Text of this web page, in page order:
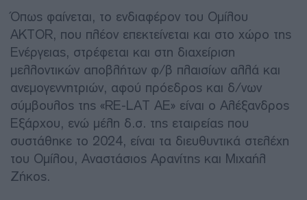
Όπως φαίνεται, το ενδιαφέρον του Ομίλου
ΑΚΤΟR, που πλέον επεκτείνεται και στο χώρο της
Ενέργειας, στρέφεται και στη διαχείριση
μελλοντικών αποβλήτων φ/β πλαισίων αλλά και
ανεμογεννητριών, αφού πρόεδρος και δ/νων
σύμβουλος της «RE-LAT AE» είναι ο Αλέξανδρος
Εξάρχου, ενώ μέλη δ.σ. της εταιρείας που
συστάθηκε το 2024, είναι τα διευθυντικά στελέχη
του Ομίλου, Αναστάσιος Αρανίτης και Μιχαήλ
Ζήκος.